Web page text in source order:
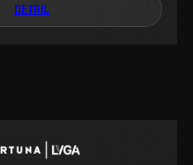
DETAIL